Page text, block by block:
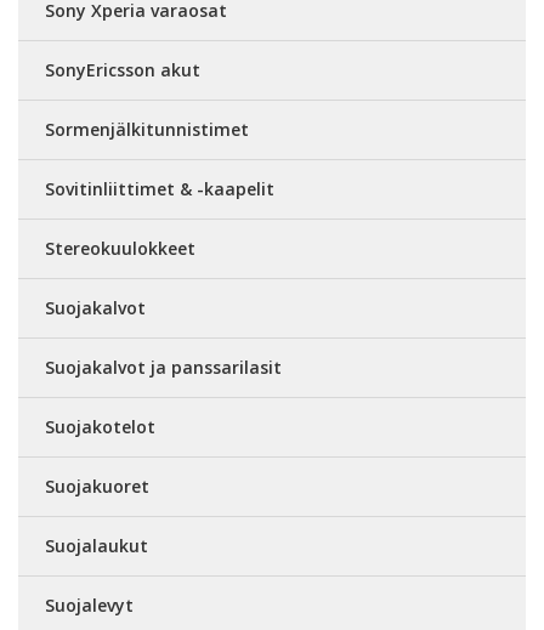
Sony Xperia varaosat
SonyEricsson akut
Sormenjälkitunnistimet
Sovitinliittimet & -kaapelit
Stereokuulokkeet
Suojakalvot
Suojakalvot ja panssarilasit
Suojakotelot
Suojakuoret
Suojalaukut
Suojalevyt